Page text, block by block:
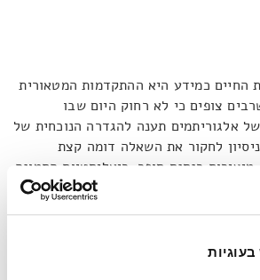
החיים כמידע היא ההתקדמות המטאורית
צופים כי לא רחוק היום שבו
אלגוריתמים תענה להגדרה הנוכחית של
לחקור את השאלה דומה קצת
רנסנס סופר-ריאליסטיות התמונה
למשהו כמו ואן-גוך, נשברת
של פיקסו ועוברת הפשטה טוטלית
דרך קליידוסקופ.